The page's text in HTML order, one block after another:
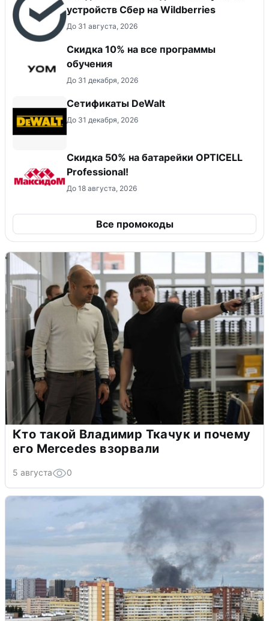
устройств Сбер на Wildberries
До 31 августа, 2026
Скидка 10% на все программы
обучения
До 31 декабря, 2026
Сетификаты DeWalt
До 31 декабря, 2026
Скидка 50% на батарейки OPTICELL
Professional!
До 18 августа, 2026
Все промокоды
Кто такой Владимир Ткачук и почему
его Mercedes взорвали
5 августа 0